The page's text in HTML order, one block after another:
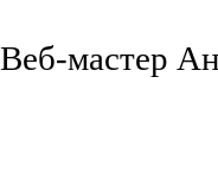
Веб-мастер